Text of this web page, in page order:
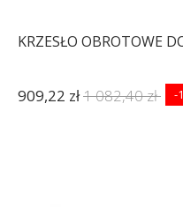
KRZESŁO OBROTOWE
909,22 zł1 082,40 zł -